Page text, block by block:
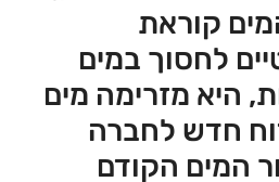
קוראת
לחסוך במים
היא מזרימה מים
חדש לחברה
המים הקודם